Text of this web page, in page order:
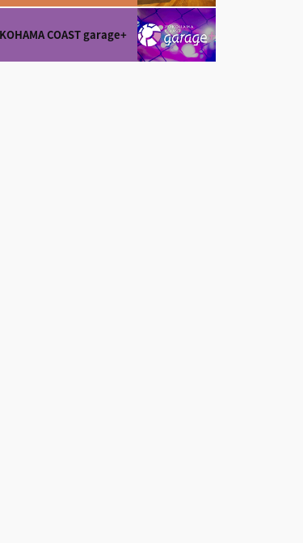
COAST garage+